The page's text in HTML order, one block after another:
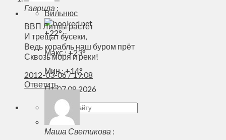
Вильнюс
+22°C
Макс.:+23°
Мин.:+14°
Пт, 07.08.2026
Гаврила :
ВВП Литвы растёт
И трещат сусеки,
Ведь корабль наш буром прёт
Сквозь моря и реки!
2012-03-06 / 19:08
Ответить
Маша Светикова :